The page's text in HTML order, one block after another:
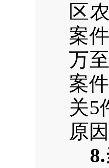
区
案
万
案
关5
原
8.